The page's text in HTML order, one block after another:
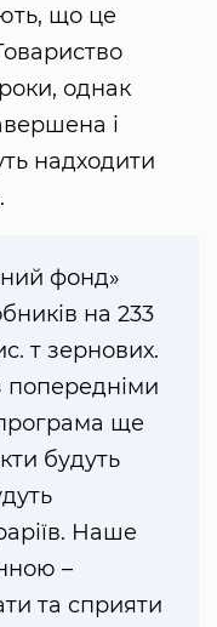
що це
однак
і
надходити
фонд»
на 233
т зернових.
попередніми
ще
будуть
Наше
–
та сприяти